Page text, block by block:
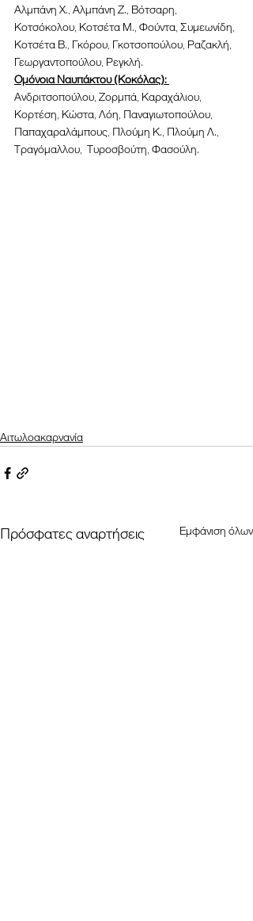
Αλμπάνη Χ., Αλμπάνη Ζ., Βότσαρη,
Κοτσόκολου, Κοτσέτα Μ., Φούντα, Συμεωνίδη,
Κοτσέτα Β., Γκόρου, Γκοτσοπούλου, Ραζακλή,
Γεωργαντοπούλου, Ρεγκλή.
Ομόνοια Ναυπάκτου (Κοκόλας):
Ανδριτσοπούλου, Ζορμπά, Καραχάλιου,
Κορτέση, Κώστα, Λόη, Παναγιωτοπούλου,
Παπαχαραλάμπους, Πλούμη Κ., Πλούμη Λ.,
Τραγόμαλλου,  Τυροσβούτη, Φασούλη.
Αιτωλοακαρνανία
Πρόσφατες αναρτήσεις Εμφάνιση όλων